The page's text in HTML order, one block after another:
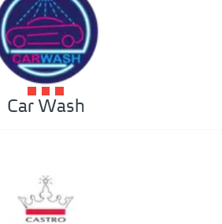
Car Wash